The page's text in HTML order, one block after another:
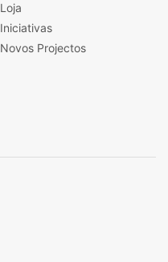
Loja
Iniciativas
Novos Projectos